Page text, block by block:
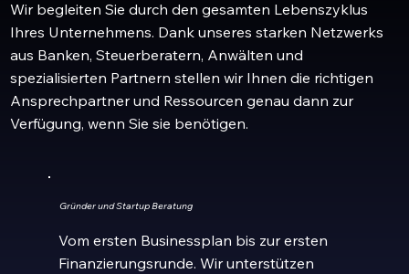
Wir begleiten Sie durch den gesamten Lebenszyklus
Ihres Unternehmens. Dank unseres starken Netzwerks
aus Banken, Steuerberatern, Anwälten und
spezialisierten Partnern stellen wir Ihnen die richtigen
Ansprechpartner und Ressourcen genau dann zur
Verfügung, wenn Sie sie benötigen.
Gründer und Startup Beratung
Vom ersten Businessplan bis zur ersten
Finanzierungsrunde. Wir unterstützen